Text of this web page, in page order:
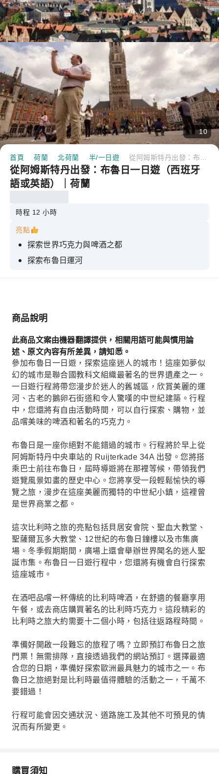
10
首頁 荷蘭 北荷蘭 半/一日遊
從阿姆斯特丹出發：布魯日一日遊（西班牙
語或英語）｜荷蘭
時程 12 小時
亮點
探索世界巧克力與啤酒之都
探索布魯日運河
漫步遊覽古色古香的市中心
商品說明
此商品文案由機器翻譯提供，相關用語可能與慣用論
述、原文內容有所差異，請知悉。
參加布魯日一日遊，探索這座迷人的城市！這座如夢似
幻的城市是聯合國教科文組織最著名的世界遺產之一。
一日遊行程將帶您漫步於迷人的舊城區，欣賞美麗的運
河、古老的鵝卵石街道和令人驚嘆的中世紀建築。行程
中，您還將有自由活動時間，可以自行探索、購物，並
品嚐美味的啤酒和著名的巧克力。
布魯日是一座你絕對不能錯過的城市。行程將於早上從
阿姆斯特丹中央車站的 Ruijterkade 34A 出發。您將搭
乘巴士前往布魯日，屆時導遊將在那裡等候，帶領我們
遊覽風景如畫的歷史中心。您將享受一段輕鬆愉快的導
覽之旅，漫步在這座美麗而獨特的中世紀小鎮，這裡曾
是世界商業之都。
這次比利時之旅的亮點包括貝居安會院、聖血大教堂、
聖薩爾瓦多大教堂、12世紀的布魯日鐘樓以及市集廣
場。冬季假期期間，廣場上還會舉辦世界聞名的迷人聖
誕市集。布魯日一日遊行程中，您還將有機會自行探索
這座城市。
在酒吧品嚐一杯傳統的比利時啤酒，在舒適的餐廳享用
午餐，或去商店購買著名的比利時巧克力。這段精彩的
比利時之旅大約需要十二個小時，包括往返路程時間。
準備好開啟一段難忘的旅程了嗎？立即預訂布魯日之旅
門票！無需排隊，直接透過我們的網站預訂。選擇最適
合您的日期，準備好探索歐洲最具魅力的城市之一。布
魯日之旅絕對是比利時最值得體驗的活動之一，千萬不
要錯過！
行程可能會因交通狀況、道路施工及其他不可預見的情
況而有所變更。
購買須知